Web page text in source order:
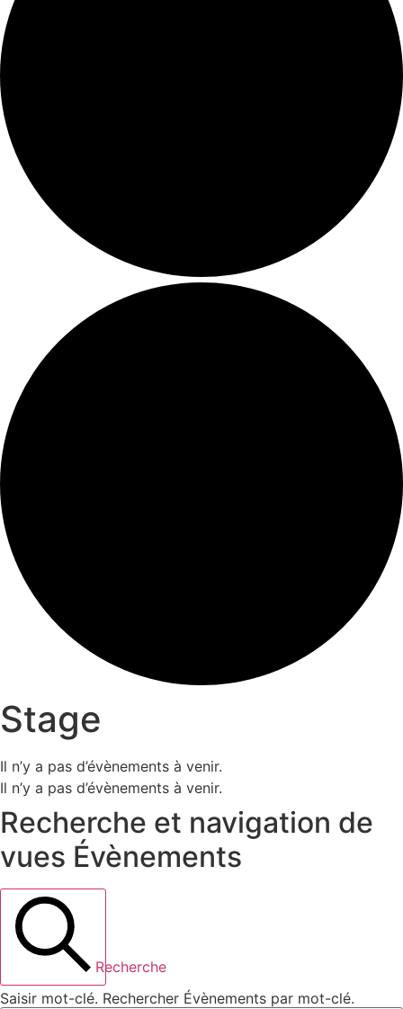
Stage
Il n’y a pas d’évènements à venir.
Il n’y a pas d’évènements à venir.
Recherche et navigation de
vues Évènements
Recherche
Saisir mot-clé. Rechercher Évènements par mot-clé.